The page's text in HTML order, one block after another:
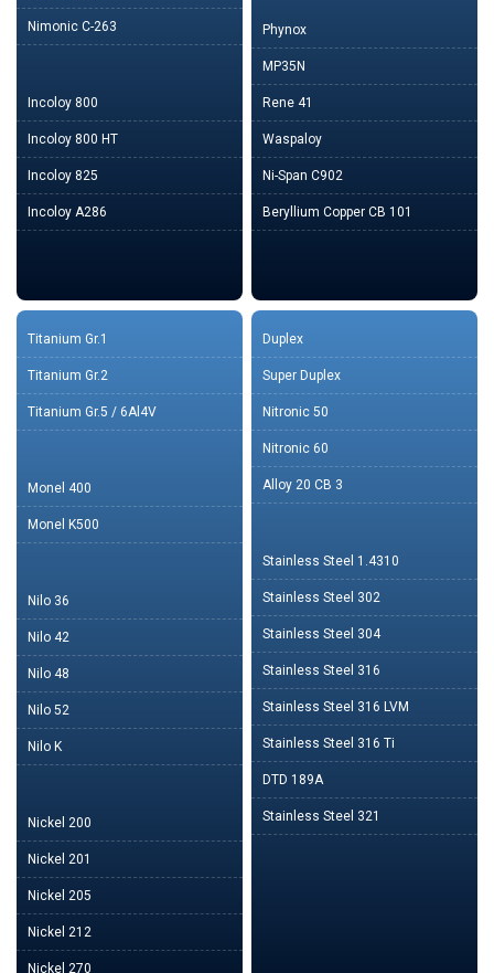
Nimonic C-263
Incoloy 800
Incoloy 800 HT
Incoloy 825
Incoloy A286
Phynox
MP35N
Rene 41
Waspaloy
Ni-Span C902
Beryllium Copper CB 101
Titanium Gr.1
Titanium Gr.2
Titanium Gr.5 / 6Al4V
Monel 400
Monel K500
Nilo 36
Nilo 42
Nilo 48
Nilo 52
Nilo K
Nickel 200
Nickel 201
Nickel 205
Nickel 212
Nickel 270
Duplex
Super Duplex
Nitronic 50
Nitronic 60
Alloy 20 CB 3
Stainless Steel 1.4310
Stainless Steel 302
Stainless Steel 304
Stainless Steel 316
Stainless Steel 316 LVM
Stainless Steel 316 Ti
DTD 189A
Stainless Steel 321